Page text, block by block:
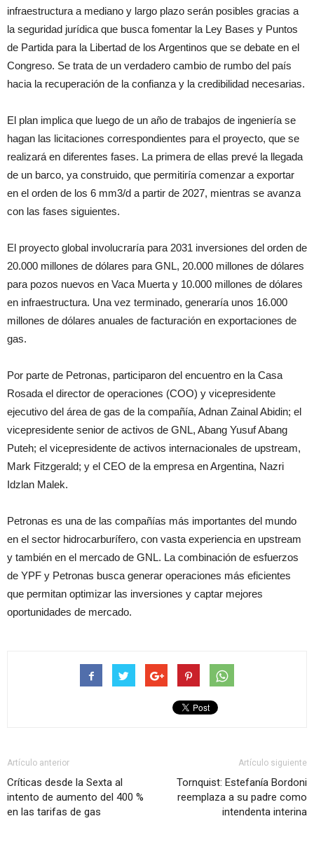
infraestructura a mediano y largo plazo serán posibles gracias a
la seguridad jurídica que busca fomentar la Ley Bases y Puntos
de Partida para la Libertad de los Argentinos que se debate en el
Congreso. Se trata de un verdadero cambio de rumbo del país
hacia la recuperación de la confianza y la credibilidad necesarias.
El plan implica que luego de un año de trabajos de ingeniería se
hagan las licitaciones correspondientes para el proyecto, que se
realizará en diferentes fases. La primera de ellas prevé la llegada
de un barco, ya construido, que permitiría comenzar a exportar
en el orden de los 6 mm3/d a partir de 2027, mientras se avanza
con las fases siguientes.
El proyecto global involucraría para 2031 inversiones del orden de
20.000 millones de dólares para GNL, 20.000 millones de dólares
para pozos nuevos en Vaca Muerta y 10.000 millones de dólares
en infraestructura. Una vez terminado, generaría unos 16.000
millones de dólares anuales de facturación en exportaciones de
gas.
Por parte de Petronas, participaron del encuentro en la Casa
Rosada el director de operaciones (COO) y vicepresidente
ejecutivo del área de gas de la compañía, Adnan Zainal Abidin; el
vicepresidente senior de activos de GNL, Abang Yusuf Abang
Puteh; el vicepresidente de activos internacionales de upstream,
Mark Fitzgerald; y el CEO de la empresa en Argentina, Nazri
Idzlan Malek.
Petronas es una de las compañías más importantes del mundo
en el sector hidrocarburífero, con vasta experiencia en upstream
y también en el mercado de GNL. La combinación de esfuerzos
de YPF y Petronas busca generar operaciones más eficientes
que permitan optimizar las inversiones y captar mejores
oportunidades de mercado.
Artículo anterior
Críticas desde la Sexta al
intento de aumento del 400 %
en las tarifas de gas
Artículo siguiente
Tornquist: Estefanía Bordoni
reemplaza a su padre como
intendenta interina